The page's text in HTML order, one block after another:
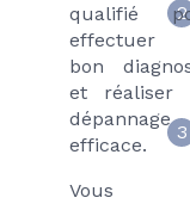
qualifié
effectuer
bon
et réaliser
dépannage
efficace.
Vous
2
3